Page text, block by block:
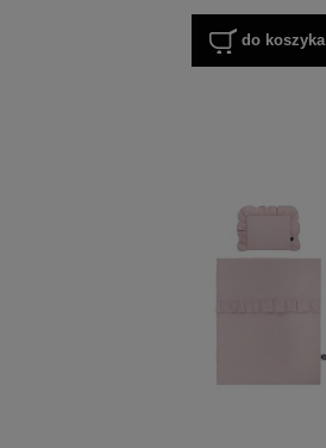
do koszyka